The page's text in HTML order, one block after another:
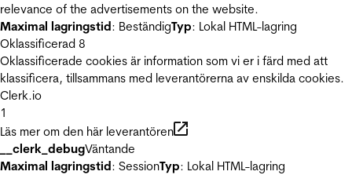
relevance of the advertisements on the website.
Maximal lagringstid: BeständigTyp: Lokal HTML-lagring
Oklassificerad 8
Oklassificerade cookies är information som vi er i färd med att
klassificera, tillsammans med leverantörerna av enskilda cookies.
Clerk.io
1
Läs mer om den här leverantören
__clerk_debugVäntande
Maximal lagringstid: SessionTyp: Lokal HTML-lagring